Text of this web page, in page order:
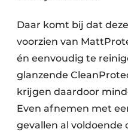
Daar komt bij dat
voorzien van
én eenvoudig te
glanzende
krijgen daardoor
Even afnemen met
gevallen al voldoende